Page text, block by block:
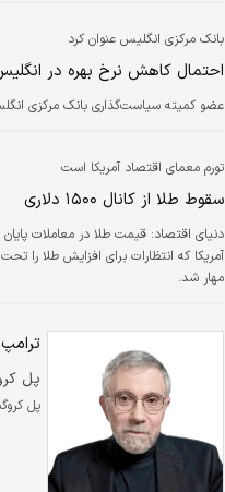
بانک مرکزی انگلیس عنوان کرد
احتمال کاهش نرخ بهره در
عضو کمیته سیاست‌گذاری بانک مرکزی
تورم معمای اقتصاد آمریکا است
سقوط طلا از کانال ۱۵۰۰ دلاری
دنیای اقتصاد: قیمت طلا در معاملات
آمریکا که انتظارات برای افزایش طلا را
مهار شد.
پل
پل